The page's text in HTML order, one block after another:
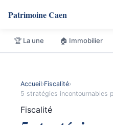
Patrimoine Caen
🏆 La une 🏠 Immobilier
Accueil›Fiscalité›
5 stratégies incontournables
Fiscalité